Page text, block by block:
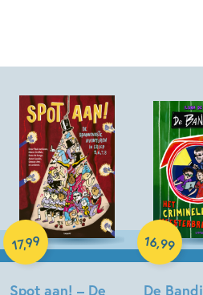
Spot aan! – De
17,99
Hardcover
De
16,99
Hardcover